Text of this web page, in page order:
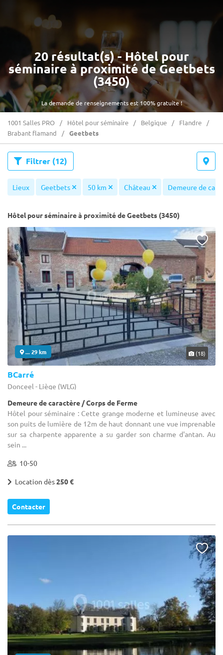
La demande de renseignements est 100% gratuite !
20 résultat(s) - Hôtel pour
séminaire à proximité de Geetbets
(3450)
1001 Salles PRO Hôtel pour séminaire Belgique
Flandre
Brabant flamand
Geetbets
Filtrer (12)
Lieux Geetbets 50 km Château Demeure de
Hôtel pour séminaire à proximité de Geetbets (3450)
... 29 km (18)
BCarré
Donceel - Liège (WLG)
Demeure de caractère / Corps de Ferme
Hôtel pour séminaire : Cette grange moderne et lumineuse avec
son puits de lumière de 12m de haut donnant une vue imprenable
sur sa charpente apparente a su garder son charme d'antan. Au
sein ...
10-50
Location dès250 €
Contacter